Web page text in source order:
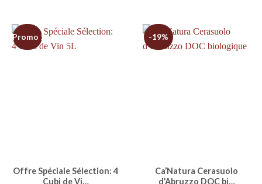
Promo !
Offre Spéciale Sélection: 4
Cubi de Vi…
-19%
Ca’Natura Cerasuolo
d’Abruzzo DOC bi…